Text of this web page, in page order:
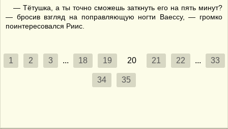
— Тётушка, а ты точно сможешь заткнуть его на пять минут?
— бросив взгляд на поправляющую ногти Ваессу, — громко
поинтересовался Риис.
1 2 3 ... 18 19 20 21 22 ... 33
34 35